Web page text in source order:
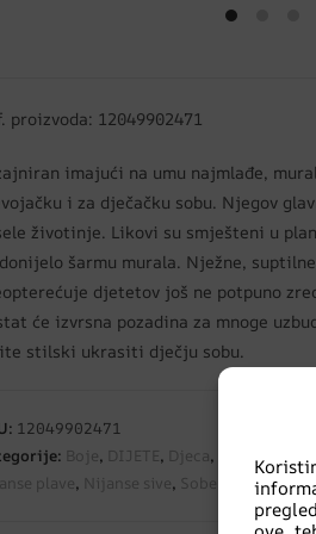
proizvoda: 12049902471
imajući na umu najmlađe,
i za dječačku sobu. Njegov
životinje. Likovi su smješteni u
šarmu murala. Nježne,
djetetov još ne potpuno
će izvrsna pozadina za mnoge
stilski ukrasiti dječju sobu.
12049902471
Boje, DIJETE, Djeca, DJEČAK Dječji
plave, Nijanse sive, Sobe